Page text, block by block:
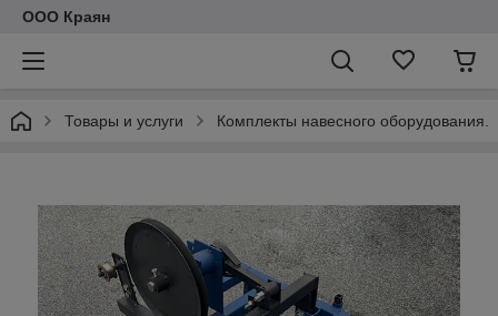
ООО Краян
Товары и услуги Комплекты навесного оборудования.